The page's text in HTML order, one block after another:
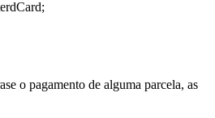
o pagamento de alguma parcela, as